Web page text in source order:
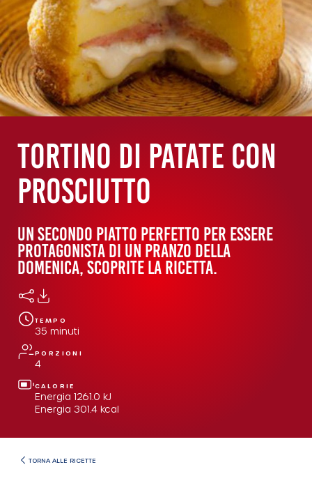
Tortino di patate con
prosciutto
UN SECONDO PIATTO PERFETTO PER ESSERE
PROTAGONISTA DI UN PRANZO DELLA
DOMENICA, SCOPRITE LA RICETTA.
TEMPO
35 minuti
PORZIONI
4
CALORIE
Energia 1261.0 kJ
Energia 301.4 kcal
TORNA ALLE RICETTE